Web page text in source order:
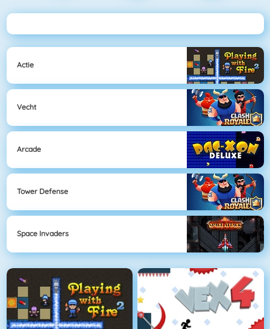
Actie
Vecht
Arcade
Tower Defense
Space Invaders